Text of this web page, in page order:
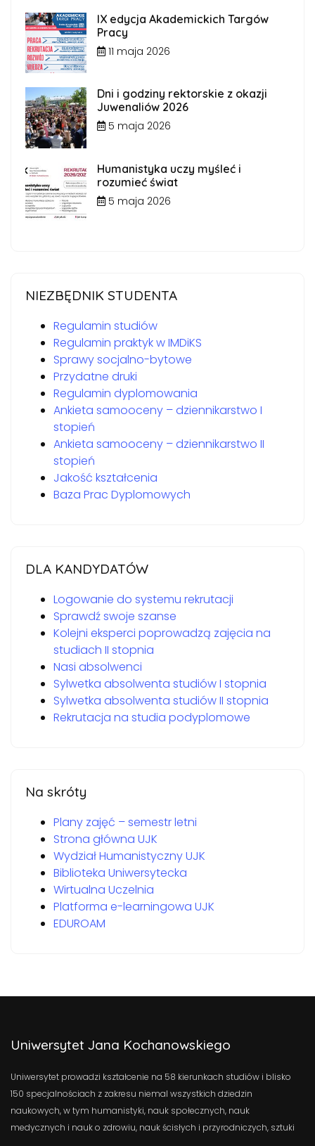
IX edycja Akademickich Targów
Pracy
11 maja 2026
Dni i godziny rektorskie z okazji
Juwenaliów 2026
5 maja 2026
Humanistyka uczy myśleć i
rozumieć świat
5 maja 2026
NIEZBĘDNIK STUDENTA
Regulamin studiów
Regulamin praktyk w IMDiKS
Sprawy socjalno-bytowe
Przydatne druki
Regulamin dyplomowania
Ankieta samooceny – dziennikarstwo I
stopień
Ankieta samooceny – dziennikarstwo II
stopień
Jakość kształcenia
Baza Prac Dyplomowych
DLA KANDYDATÓW
Logowanie do systemu rekrutacji
Sprawdź swoje szanse
Kolejni eksperci poprowadzą zajęcia na
studiach II stopnia
Nasi absolwenci
Sylwetka absolwenta studiów I stopnia
Sylwetka absolwenta studiów II stopnia
Rekrutacja na studia podyplomowe
Na skróty
Plany zajęć – semestr letni
Strona główna UJK
Wydział Humanistyczny UJK
Biblioteka Uniwersytecka
Wirtualna Uczelnia
Platforma e-learningowa UJK
EDUROAM
Uniwersytet Jana Kochanowskiego
Uniwersytet prowadzi kształcenie na 58 kierunkach studiów i blisko
150 specjalnościach z zakresu niemal wszystkich dziedzin
naukowych, w tym humanistyki, nauk społecznych, nauk
medycznych i nauk o zdrowiu, nauk ścisłych i przyrodniczych, sztuki